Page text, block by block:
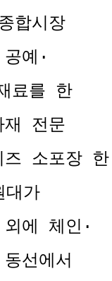
합시장
예·
료를 한
전문
즈 소포장 한
가
에 체인·
선에서